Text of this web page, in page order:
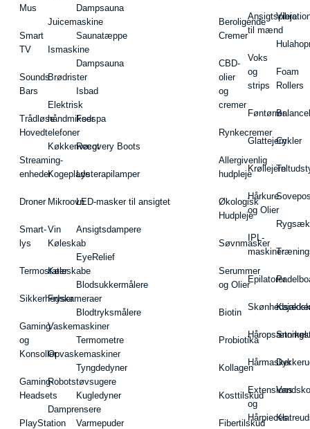
Mus
Smart
TV
Sounds
Bars
Trådløse
Hovedtelefoner
Streaming-
enheder
Droner
Smart-
lys
Termostater
Sikkerhedskameraer
Gaming
og
Konsoller
Gaming-
Headsets
PlayStation
Juicemaskine
Ismaskine
Brødrister
Elektrisk
håndmikser
Køkkenvægt
Kogeplade
Mikroovn
Vin
Køleskab
Køleskabe
Fryser
Vaskemaskiner
Opvaskemaskiner
Robotstøvsugere
Damprensere
Dampsauna
Saunatæppe
Dampsauna
Isbad
Fodspa
Recovery Boots
Lysterapilamper
LED-masker til ansigtet
Ansigtsdampere
EyeRelief
Blodsukkermålere
Blodtryksmålere
Termometre
Tyngdedyner
Kugledyner
Varmepuder
Beroligende
Cremer
CBD-
olier
og
cremer
Rynkecremer
Allergivenlig
hudpleje
Økologisk
Hudpleje
Søvnmasker
Serummer
og Olier
Biotin
Probiotika
Kollagen
Kosttilskud
Fibertilskud
Ansigtspleje
til mænd
Voks
og
strips
Føntørrer
Glattejern
Krøllejern
Hårkure
og Olier
IPL-
maskiner
Epilatorer
Hårmasker
Extensions
og
Hårpieces
Foam
Rollers
Cykler
Vandsko